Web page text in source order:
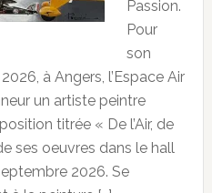
Passion.
Pour
son
à Angers, l’Espace Air
un artiste peintre
titrée « De l’Air, de
ses oeuvres dans le hall
2026. Se